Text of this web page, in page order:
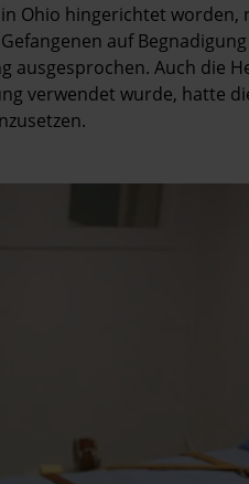
Ohio hingerichtet
auf
ausgesprochen. Auch die
verwendet wurde, hatte